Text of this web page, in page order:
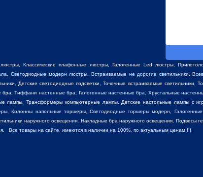
люстры,Классические плафонные люстры, Галогенные Led люстры,
Светодиодные модерн люстры. Встраиваемые не дорогие светильники,
, Детские светодиодные подсветки, Точечные встраиваемые светильники,
Тиффани настенные бра, Галогенные настенные бра, Хрустальные
лампы, Трансформеры компьютерные лампы, Детские настольные лампы с
Колонны напольные торшеры, Светодиодные торшеры модерн,
наружного освещения, Накладные бра наружного освещения, Подвесы
Все товары на сайте, имеются в наличии на 100%, по актуальным ценам !!!